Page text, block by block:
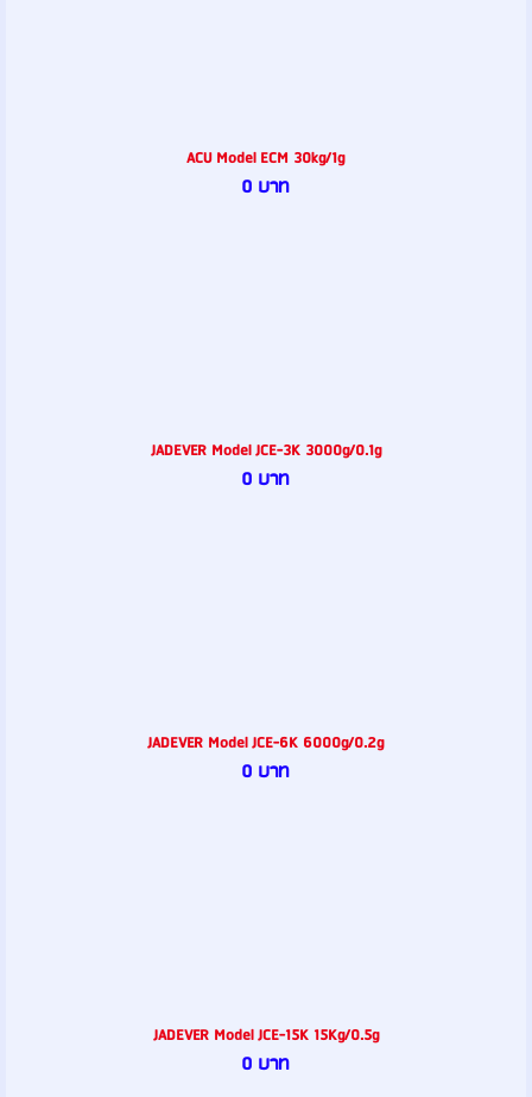
ACU Model ECM 30kg/1g
0 บาท
JADEVER Model JCE-3K 3000g/0.1g
0 บาท
JADEVER Model JCE-6K 6000g/0.2g
0 บาท
JADEVER Model JCE-15K 15Kg/0.5g
0 บาท